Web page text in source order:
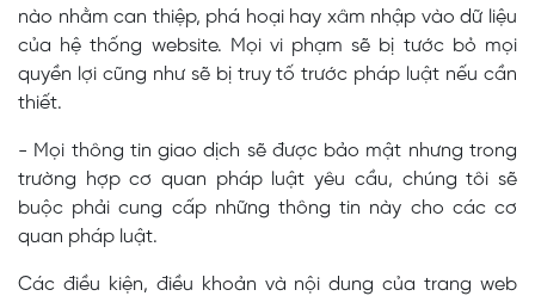
nào nhằm can thiệp, phá hoại hay xâm nhập vào dữ liệu
của hệ thống website. Mọi vi phạm sẽ bị tước bỏ mọi
quyền lợi cũng như sẽ bị truy tố trước pháp luật nếu cần
thiết.
- Mọi thông tin giao dịch sẽ được bảo mật nhưng trong
trường hợp cơ quan pháp luật yêu cầu, chúng tôi sẽ
buộc phải cung cấp những thông tin này cho các cơ
quan pháp luật.
Các điều kiện, điều khoản và nội dung của trang web